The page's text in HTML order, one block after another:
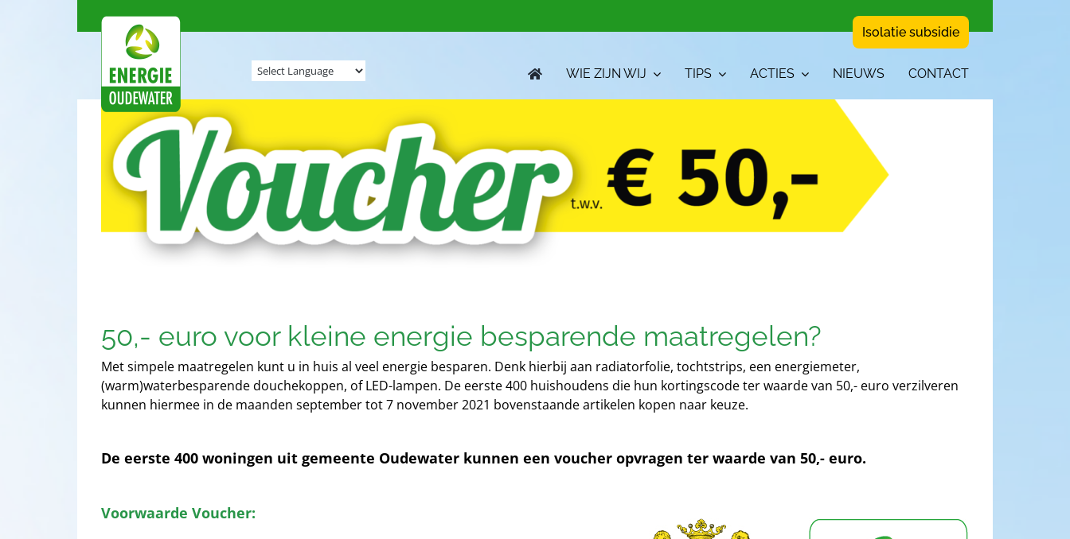
Isolatie subsidie
WIE ZIJN WIJ TIPS ACTIES NIEUWS CONTACT
50,- euro voor kleine energie besparende maatregelen?
Met simpele maatregelen kunt u in huis al veel energie besparen. Denk hierbij aan radiatorfolie, tochtstrips, een energiemeter,
(warm)waterbesparende douchekoppen, of LED-lampen. De eerste 400 huishoudens die hun kortingscode ter waarde van 50,- euro verzilveren
kunnen hiermee in de maanden september tot 7 november 2021 bovenstaande artikelen kopen naar keuze.
De eerste 400 woningen uit gemeente Oudewater kunnen een voucher opvragen ter waarde van 50,- euro.
Voorwaarde Voucher: